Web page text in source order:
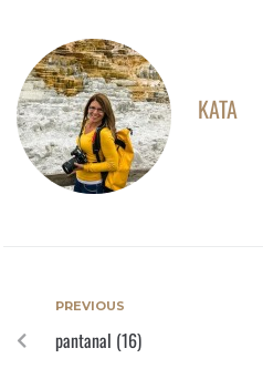
KATA
PREVIOUS
pantanal (16)